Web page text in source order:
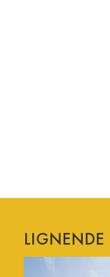
LIGNENDE